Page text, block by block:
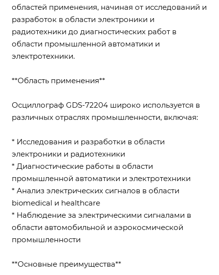
областей применения, начиная от исследований и
разработок в области электроники и
радиотехники до диагностических работ в
области промышленной автоматики и
электротехники.
**Область применения**
Осциллограф GDS-72204 широко используется в
различных отраслях промышленности, включая:
* Исследования и разработки в области
электроники и радиотехники
* Диагностические работы в области
промышленной автоматики и электротехники
* Анализ электрических сигналов в области
biomedical и healthcare
* Наблюдение за электрическими сигналами в
области автомобильной и аэрокосмической
промышленности
**Основные преимущества**